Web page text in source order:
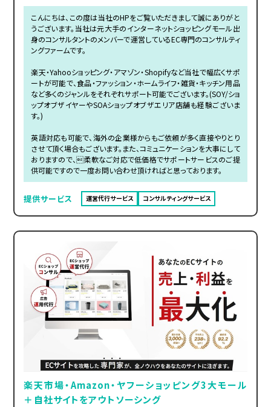
こんにちは、この度は当社のHPをご覧いただきまして誠にありがと
うございます。当社は元大手のインターネットショッピングモール出
身のコンサルタントのメンバーで運営しているEC専門のコンサルティ
ングファームです。
楽天・Yahooショッピング・アマゾン・Shopifyなど当社で幅広くサポ
ートが可能で、食品・ファッション・ホームライフ・雑貨・キッチン用品
など多くのジャンルをそれぞれサポート可能でございます。(SOY/ショ
ップオブザイヤーやSOAショップオブザエリア店舗も経験ございま
す。)
英語対応も可能で、海外の企業様からもご依頼が多く直接やりとり
させて頂く場合もございます。また、コミュニケーションを大事にして
おりますので、柔軟なご対応で低価格でサポートサービスのご提
供可能ですので一度お問い合わせ頂ければと思っております。
提供サービス 運営代行サービス コンサルティングサービス
楽天市場・Amazon・ヤフーショッピング3大モール
＋自社サイトをアウトソーシング